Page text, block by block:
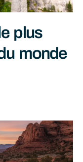
plus
monde